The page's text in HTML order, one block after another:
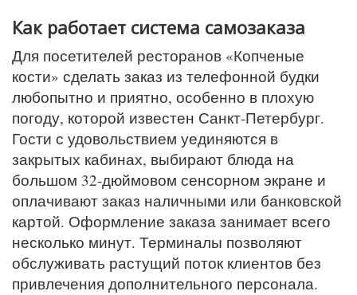
Как работает система самозаказа
Для посетителей ресторанов «Копченые
кости» сделать заказ из телефонной будки
любопытно и приятно, особенно в плохую
погоду, которой известен Санкт-Петербург.
Гости с удовольствием уединяются в
закрытых кабинах, выбирают блюда на
большом 32-дюймовом сенсорном экране и
оплачивают заказ наличными или банковской
картой. Оформление заказа занимает всего
несколько минут. Терминалы позволяют
обслуживать растущий поток клиентов без
привлечения дополнительного персонала.